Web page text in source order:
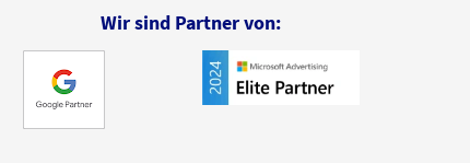
Wir sind Partner von: